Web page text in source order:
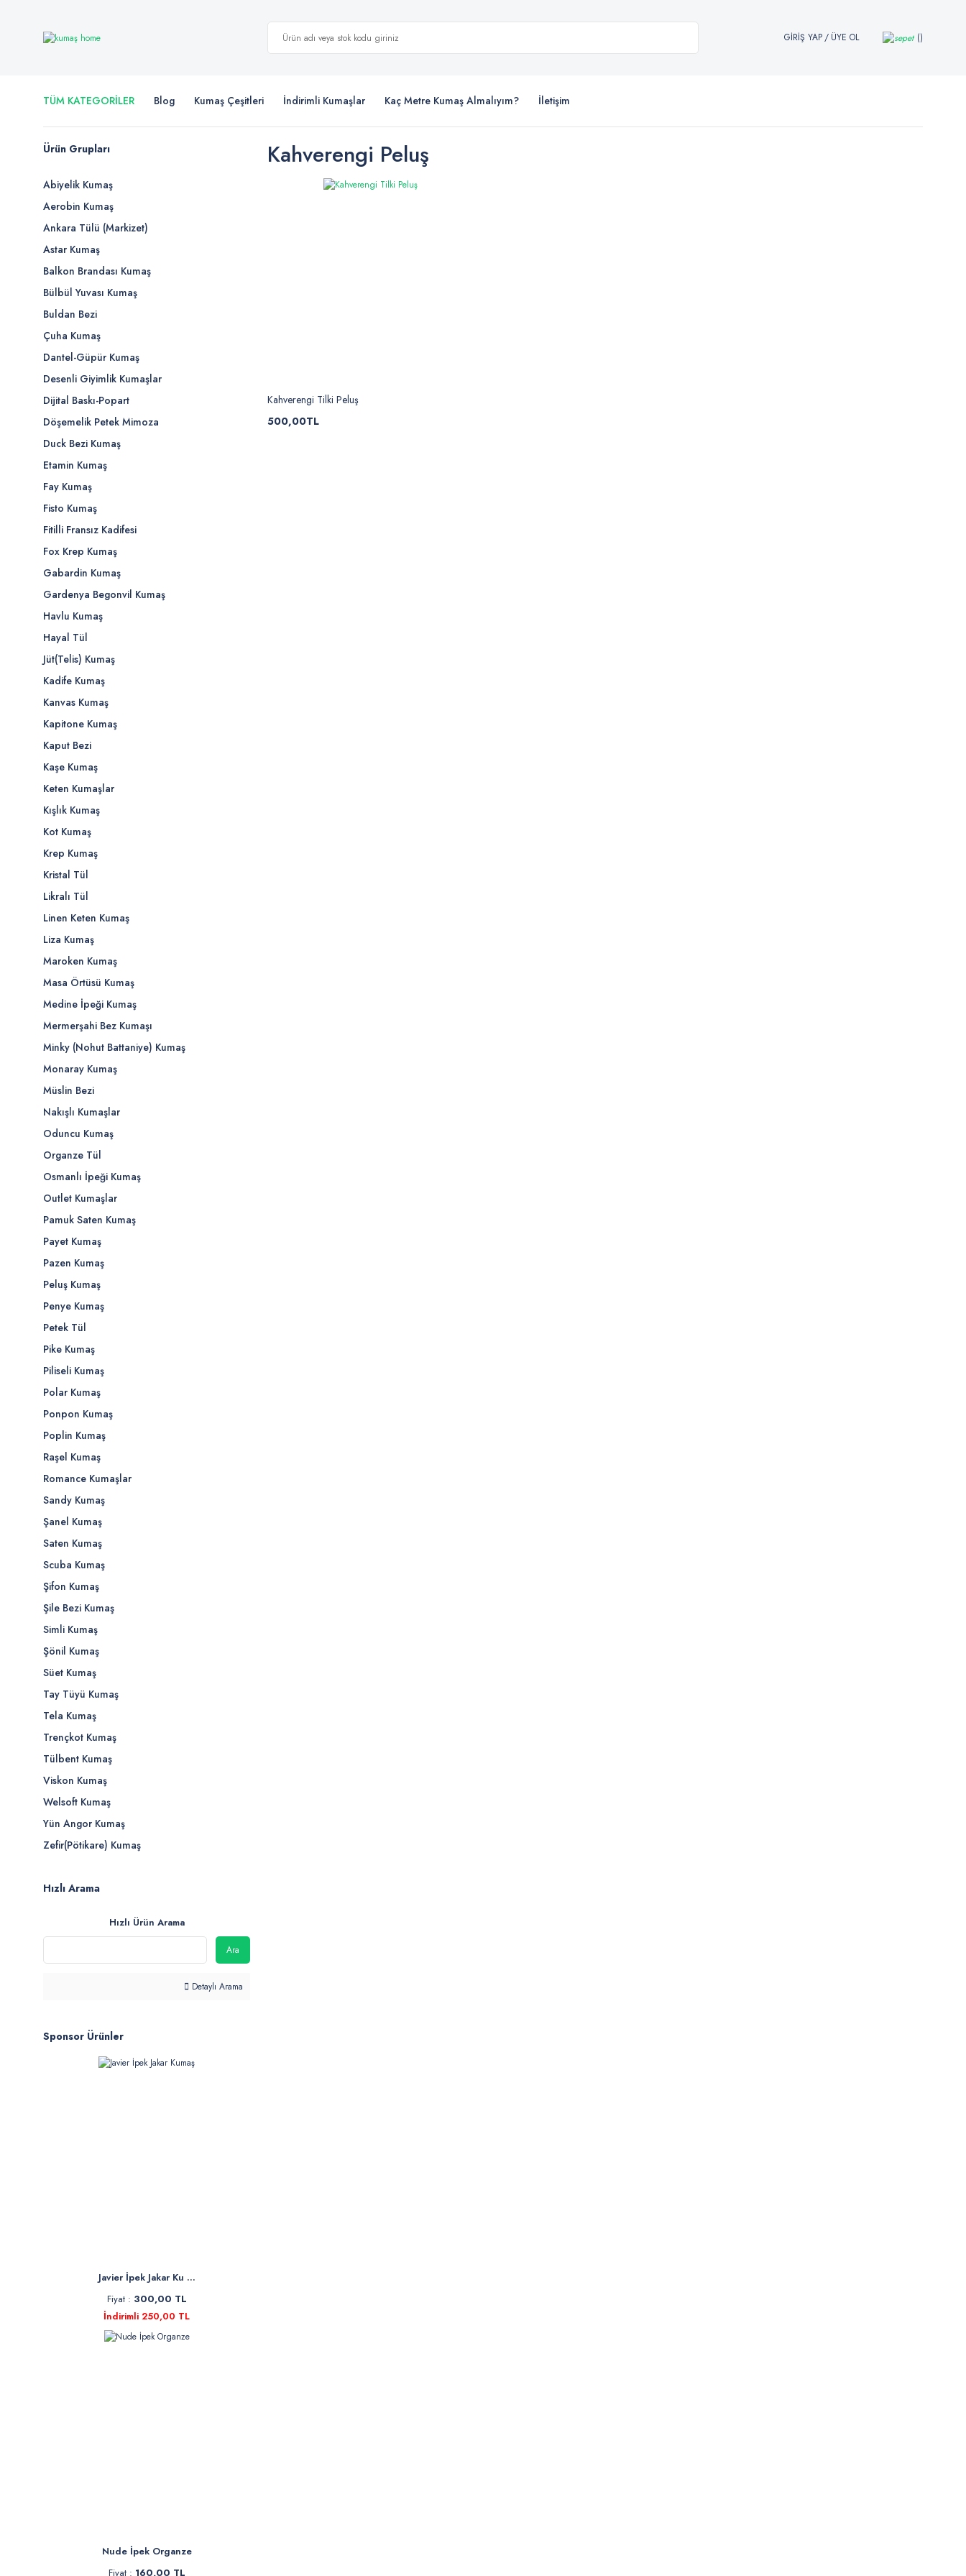
GİRİŞ YAP/ ÜYE OL
TÜM KATEGORİLER Blog Kumaş Çeşitleri İndirimli Kumaşlar Kaç Metre Kumaş Almalıyım? İletişim
Ürün Grupları
Abiyelik Kumaş
Aerobin Kumaş
Ankara Tülü (Markizet)
Astar Kumaş
Balkon Brandası Kumaş
Bülbül Yuvası Kumaş
Buldan Bezi
Çuha Kumaş
Dantel-Güpür Kumaş
Desenli Giyimlik Kumaşlar
Dijital Baskı-Popart
Döşemelik Petek Mimoza
Duck Bezi Kumaş
Etamin Kumaş
Fay Kumaş
Fisto Kumaş
Fitilli Fransız Kadifesi
Fox Krep Kumaş
Gabardin Kumaş
Gardenya Begonvil Kumaş
Havlu Kumaş
Hayal Tül
Jüt(Telis) Kumaş
Kadife Kumaş
Kanvas Kumaş
Kapitone Kumaş
Kaput Bezi
Kaşe Kumaş
Keten Kumaşlar
Kışlık Kumaş
Kot Kumaş
Krep Kumaş
Kristal Tül
Likralı Tül
Linen Keten Kumaş
Liza Kumaş
Maroken Kumaş
Masa Örtüsü Kumaş
Medine İpeği Kumaş
Mermerşahi Bez Kumaşı
Minky (Nohut Battaniye) Kumaş
Monaray Kumaş
Müslin Bezi
Nakışlı Kumaşlar
Oduncu Kumaş
Organze Tül
Osmanlı İpeği Kumaş
Outlet Kumaşlar
Pamuk Saten Kumaş
Payet Kumaş
Pazen Kumaş
Peluş Kumaş
Penye Kumaş
Petek Tül
Pike Kumaş
Piliseli Kumaş
Polar Kumaş
Ponpon Kumaş
Poplin Kumaş
Raşel Kumaş
Romance Kumaşlar
Sandy Kumaş
Şanel Kumaş
Saten Kumaş
Scuba Kumaş
Şifon Kumaş
Şile Bezi Kumaş
Simli Kumaş
Şönil Kumaş
Süet Kumaş
Tay Tüyü Kumaş
Tela Kumaş
Trençkot Kumaş
Tülbent Kumaş
Viskon Kumaş
Welsoft Kumaş
Yün Angor Kumaş
Zefir(Pötikare) Kumaş
Hızlı Arama
Hızlı Ürün Arama
Ara
Detaylı Arama
Sponsor Ürünler
Javier İpek Jakar Ku ...
Fiyat : 300,00 TL
İndirimli 250,00 TL
Nude İpek Organze
Fiyat : 160,00 TL
Kahverengi Peluş
Kahverengi Tilki Peluş
500,00TL